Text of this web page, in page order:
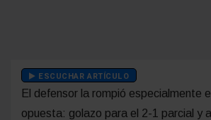
ESCUCHAR ARTÍCULO
El defensor la rompió especialmente
opuesta: golazo para el 2-1 parcial y